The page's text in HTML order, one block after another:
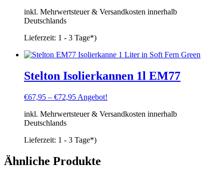
inkl. Mehrwertsteuer & Versandkosten innerhalb
Deutschlands
Lieferzeit: 1 - 3 Tage*)
Stelton Isolierkannen 1l EM77
€67,95 – €72,95 Angebot!
inkl. Mehrwertsteuer & Versandkosten innerhalb
Deutschlands
Lieferzeit: 1 - 3 Tage*)
Ähnliche Produkte